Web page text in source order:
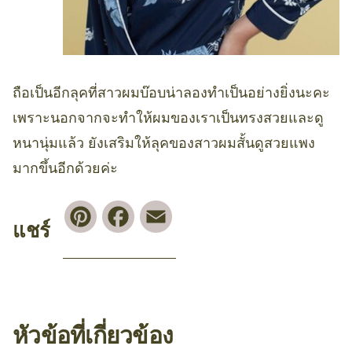
ถือเป็นอีกลุคที่สาวผมบ๊อบน่าลองทำเป็นอย่างยิ่งนะคะ
เพราะนอกจากจะทำให้ผมของเราเป็นทรงสวยและดู
หนานุ่มแล้ว ยังเสริมให้ลุคของสาวผมสั้นดูสวยแพง
มากขึ้นอีกด้วยค่ะ
แชร์
PinterestFacebook
หัวข้อที่เกี่ยวข้อง